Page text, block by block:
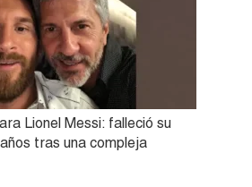
Lionel Messi: falleció su
tras una compleja